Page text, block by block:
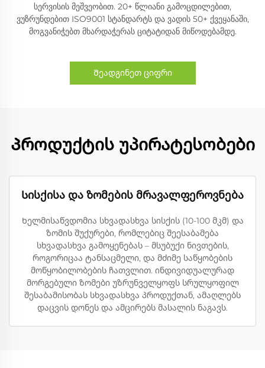
სერვისის მეშვეობით. 20+ წლიანი გამოცდილებით,
ვუზრუნდებით ISO9001 სტანდარტს და ვადის 50+ ქვეყანაში,
მოგვანიჭებთ მხარდაჭერას ციტატიდან მიწოდებამდე.
Შეადგინეთ ციფრი
Პროდუქტის უპირატესობები
Სისქისა და ზომების მრავალფეროვნება
Ხელმისაწვდომია სხვადასხვა სისქის (10-100 მკმ) და
ზომის შუქურები, რომლებიც შეესაბამება
სხვადასხვა გამოყენებას – მსუბუქი ნივთების,
როგორიცაა ტანსაცმელი, და მძიმე საწყობების
მოწყობილობების ჩათვლით. ინდივიდუალურად
მორგებული ზომები უზრუნველყოფს სრულყოფილ
შესაბამისობას სხვადასხვა პროდუქთან, ამაღლებს
დაცვის დონეს და ამცირებს მასალის ნაგავს.